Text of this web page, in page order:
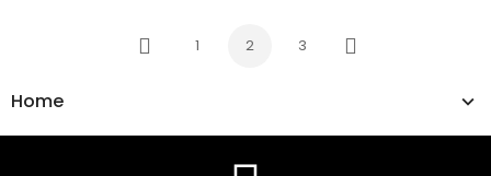
Home
Precedente
1 2 3
Successivo